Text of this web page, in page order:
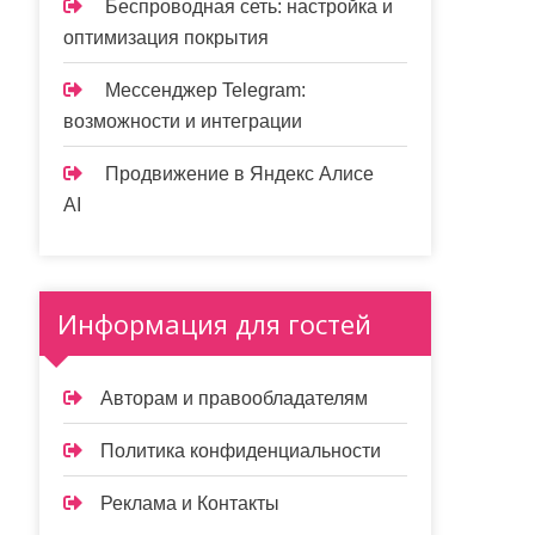
Беспроводная сеть: настройка и
оптимизация покрытия
Мессенджер Telegram:
возможности и интеграции
Продвижение в Яндекс Алисе
AI
Информация для гостей
Авторам и правообладателям
Политика конфиденциальности
Реклама и Контакты